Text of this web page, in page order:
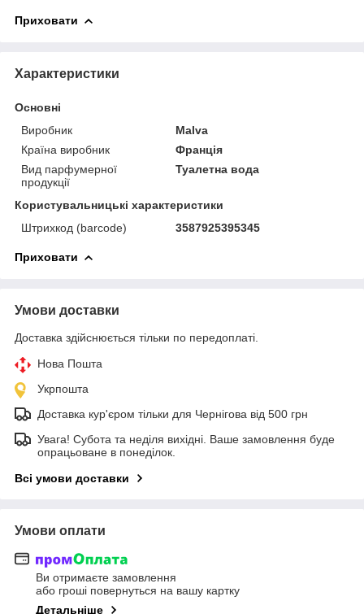
Приховати
Характеристики
Основні
Виробник
Malva
Країна виробник
Франція
Вид парфумерної
продукції
Туалетна вода
Користувальницькі характеристики
Штрихкод (barcode)
3587925395345
Приховати
Умови доставки
Доставка здійснюється тільки по передоплаті.
Нова Пошта
Укрпошта
Доставка кур'єром тільки для Чернігова від 500 грн
Увага! Субота та неділя вихідні. Ваше замовлення буде
опрацьоване в понеділок.
Всі умови доставки
Умови оплати
Ви отримаєте замовлення
або гроші повернуться на вашу картку
Детальніше